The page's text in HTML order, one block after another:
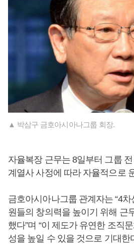
▲ 박삼구 금호아시아나그룹 회장.
자율복장 근무는 8일부터 그룹
계열사 사정에 따라 자율적으로
금호아시아나그룹 관계자는 “4
원들의 창의력을 높이기 위해 근
했다”며 “이 제도가 유연한 조직
성을 높일 수 있을 것으로 기대한